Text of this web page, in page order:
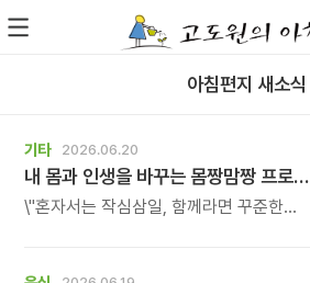
아침편지 새소식
기타 2026.06.20
내 몸과 인생을 바꾸는 몸짱맘짱 프로그램 모집
\"혼자서는 작심삼일, 함께라면 꾸준한
공동체입니다.